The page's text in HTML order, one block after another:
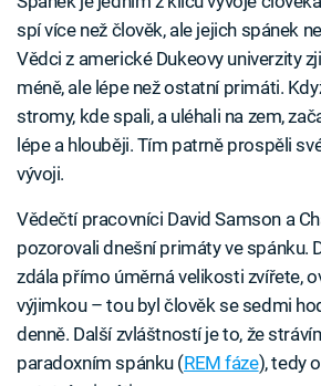
spí více než člověk, ale jejich spánek
Vědci z americké Dukeovy univerzity
méně, ale lépe než ostatní primáti.
stromy, kde spali, a uléhali na zem,
lépe a hlouběji. Tím patrně prospěli
vývoji.
Vědečtí pracovníci David Samson a
pozorovali dnešní primáty ve spánku.
zdála přímo úměrná velikosti zvířete,
výjimkou – tou byl člověk se sedmi
denně. Další zvláštností je to, že
paradoxním spánku (REM fáze), tedy